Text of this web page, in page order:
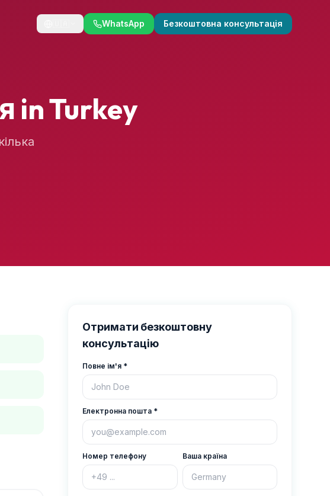
WhatsApp Безкоштовна консультація
in Turkey
Отримати безкоштовну
консультацію
Повне ім'я *
Електронна пошта *
Номер телефону Ваша країна